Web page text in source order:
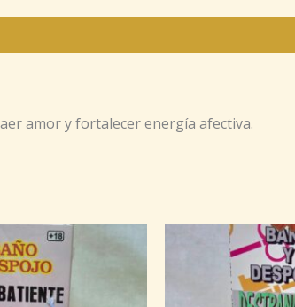
amor y fortalecer energía afectiva.